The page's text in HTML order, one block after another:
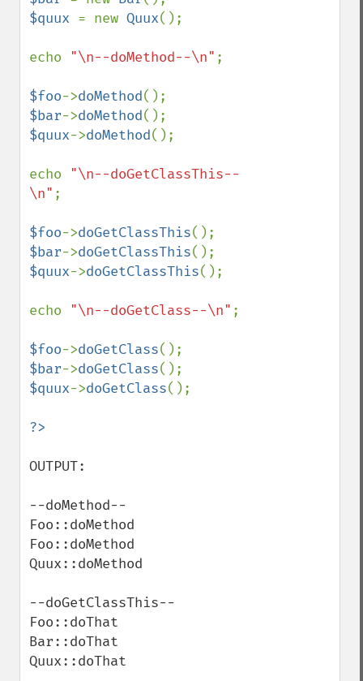
$quux = new Quux();
echo "\n--doMethod--\n" ;
$foo->doMethod
$bar->doMethod
$quux->doMethod();
echo "\n--doGetClassThis--
\n" ;
$foo->doGetClassThis
$bar->doGetClassThis
$quux->doGetClassThis();
echo "\n--doGetClass--\n" ;
$foo->doGetClass
$bar->doGetClass
$quux->doGetClass();
OUTPUT:
--doMethod--
Foo::doMethod
Foo::doMethod
Quux::doMethod
--doGetClassThis--
Foo::doThat
Bar::doThat
Quux::doThat